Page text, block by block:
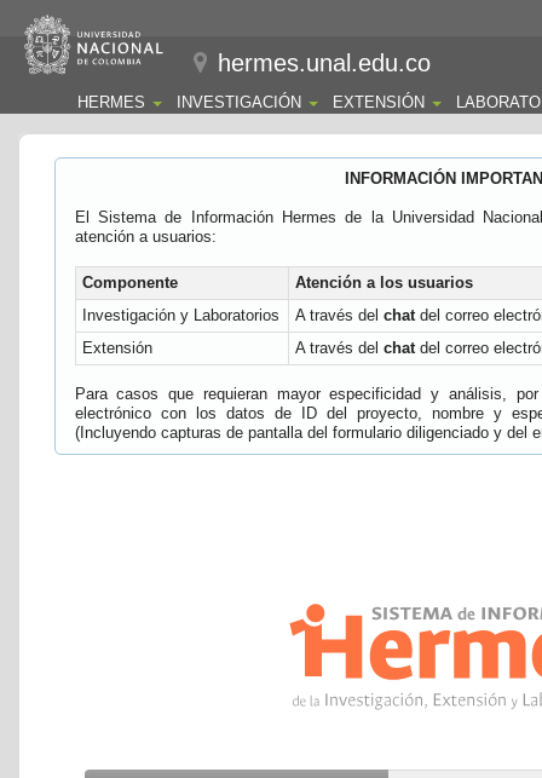
hermes.unal.edu.co
HERMES INVESTIGACIÓN EXTENSIÓN
INFORMACIÓN
El Sistema de Información Hermes de la Universidad
atención a usuarios:
Componente
Atención a los usuarios
Investigación y Laboratorios
A través del chatdel correo
Extensión
A través del chatdel correo
Para casos que requieran mayor especificidad y análisis,
electrónico con los datos de ID del proyecto, nombre y
(Incluyendo capturas de pantalla del formulario diligenciado y del